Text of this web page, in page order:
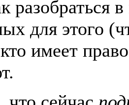
разобраться
для этого
имеет